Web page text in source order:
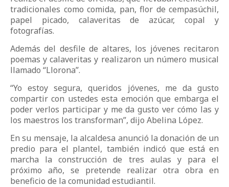
tradicionales como comida, pan, flor de cempasúchil,
papel picado, calaveritas de azúcar, copal y
fotografías.
Además del desfile de altares, los jóvenes recitaron
poemas y calaveritas y realizaron un número musical
llamado “Llorona”.
“Yo estoy segura, queridos jóvenes, me da gusto
compartir con ustedes esta emoción que embarga el
poder verlos participar y me da gusto ver cómo las y
los maestros los transforman”, dijo Abelina López.
En su mensaje, la alcaldesa anunció la donación de un
predio para el plantel, también indicó que está en
marcha la construcción de tres aulas y para el
próximo año, se pretende realizar otra obra en
beneficio de la comunidad estudiantil.